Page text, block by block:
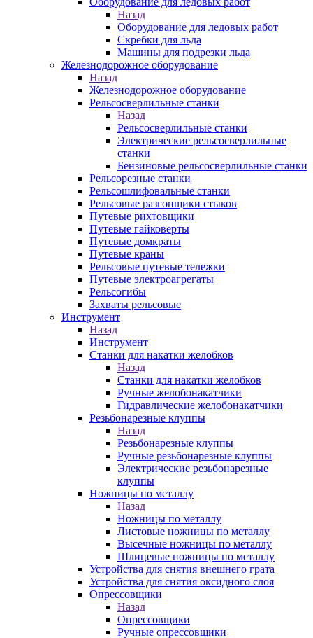
Назад
Оборудование для ледовых работ
Скребки для льда
Машины для подрезки льда
Железнодорожное оборудование
Назад
Железнодорожное оборудование
Рельсосверлильные станки
Назад
Рельсосверлильные станки
Электрические рельсосверлильные
станки
Бензиновые рельсосверлильные станки
Рельсорезные станки
Рельсошлифовальные станки
Рельсовые разгонщики стыков
Путевые рихтовщики
Путевые гайковерты
Путевые домкраты
Путевые краны
Рельсовые путевые тележки
Путевые электроагрегаты
Рельсогибы
Захваты рельсовые
Инструмент
Назад
Инструмент
Станки для накатки желобков
Назад
Станки для накатки желобков
Ручные желобонакатчики
Гидравлические желобонакатчики
Резьбонарезные клуппы
Назад
Резьбонарезные клуппы
Ручные резьбонарезные клуппы
Электрические резьбонарезные
клуппы
Ножницы по металлу
Назад
Ножницы по металлу
Листовые ножницы по металлу
Высечные ножницы по металлу
Шлицевые ножницы по металлу
Устройства для снятия внешнего грата
Устройства для снятия оксидного слоя
Опрессовщики
Назад
Опрессовщики
Ручные опрессовщики